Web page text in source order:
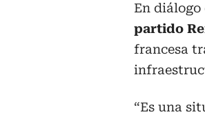
En diálogo
partido
francesa
“Es una